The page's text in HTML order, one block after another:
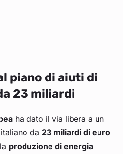
piano di aiuti di
23 miliardi
ha dato il via libera a un
da 23 miliardi di euro
produzione di energia